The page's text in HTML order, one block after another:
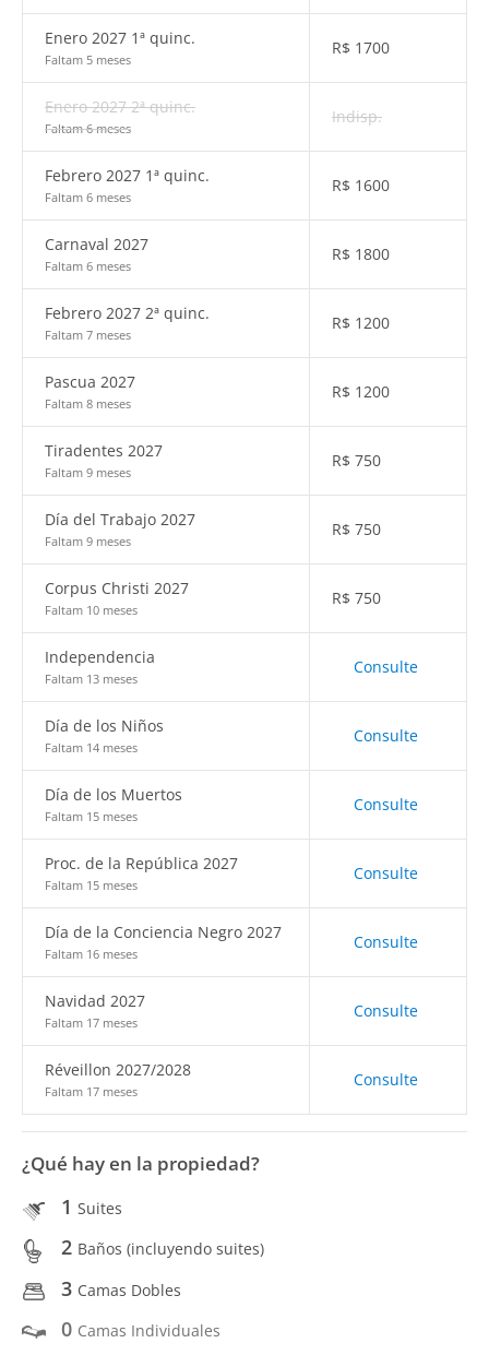
Enero 2027 1ª quinc.
Faltam 5 meses
R$ 1700
Enero 2027 2ª quinc.
Faltam 6 meses
Indisp.
Febrero 2027 1ª quinc.
Faltam 6 meses
R$ 1600
Carnaval 2027
Faltam 6 meses
R$ 1800
Febrero 2027 2ª quinc.
Faltam 7 meses
R$ 1200
Pascua 2027
Faltam 8 meses
R$ 1200
Tiradentes 2027
Faltam 9 meses
R$ 750
Día del Trabajo 2027
Faltam 9 meses
R$ 750
Corpus Christi 2027
Faltam 10 meses
R$ 750
Independencia
Faltam 13 meses
Consulte
Día de los Niños
Faltam 14 meses
Consulte
Día de los Muertos
Faltam 15 meses
Consulte
Proc. de la República 2027
Faltam 15 meses
Consulte
Día de la Conciencia Negro 2027
Faltam 16 meses
Consulte
Navidad 2027
Faltam 17 meses
Consulte
Réveillon 2027/2028
Faltam 17 meses
Consulte
¿Qué hay en la propiedad?
1 Suites
2 Baños (incluyendo suites)
3 Camas Dobles
0 Camas Individuales